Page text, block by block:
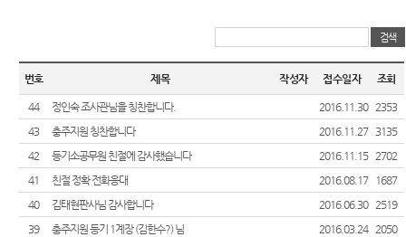
역
시/군법
원
등기과/
소
청사안
내
시판
E-mail
Club
유관기
관안내
생활속
의 계약
서
법률용
어안내
전체글수 :54건
번호
제목 작성자 접수일자 조회
44 정인숙 조사관님을 칭찬합니다. 2016.11.30
2353
43
충주지원 칭찬합니다 2016.11.27
3135
42
등기소공무원 친절에 감사했습니다 2016.11.15
2702
41
친절 정확 전화응대 2016.08.17
1687
40
김태현판사님 감사합니다 2016.06.30
2519
39
충주지원 등기 1계장 (김한수?) 님 2016.03.24
2050